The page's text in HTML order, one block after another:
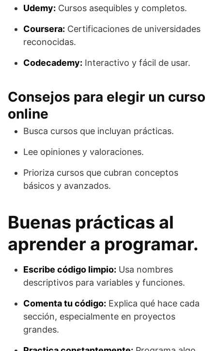
Udemy: Cursos asequibles y completos.
Coursera: Certificaciones de universidades
reconocidas.
Codecademy: Interactivo y fácil de usar.
Consejos para elegir un curso
online
Busca cursos que incluyan prácticas.
Lee opiniones y valoraciones.
Prioriza cursos que cubran conceptos
básicos y avanzados.
Buenas prácticas al
aprender a programar.
Escribe código limpio: Usa nombres
descriptivos para variables y funciones.
Comenta tu código: Explica qué hace cada
sección, especialmente en proyectos
grandes.